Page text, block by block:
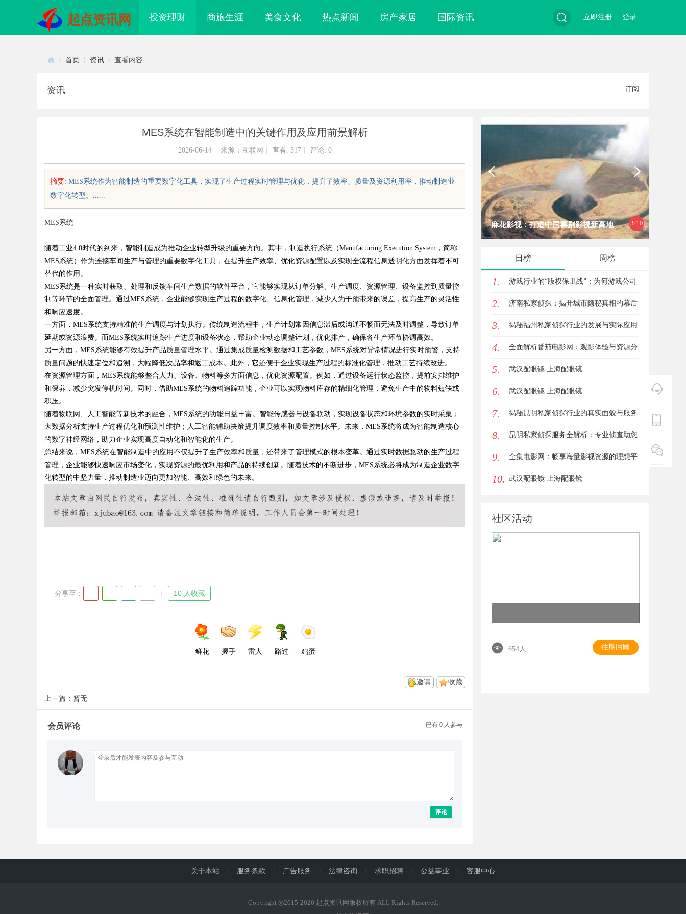
起点资讯网 投资理财 商旅生涯 美食文化 热点新闻 房产家居 国际资讯 登录
立即注册
uz
!
Bo
首页 资讯 查看内容
资讯 订阅
MES系统在智能制造中的关键作用及应用前景解析
2026-06-14 来源：互联网 查看: 317 评论: 0
摘要: MES系统作为智能制造的重要数字化工具，实现了生产过程实时管理与优化，提升了效率、质量及资源利用率，推动制造业
数字化转型。......
MES系统
随着工业4.0时代的到来，智能制造成为推动企业转型升级的重要方向。其中，制造执行系统（Manufacturing Execution System，简称
MES系统）作为连接车间生产与管理的重要数字化工具，在提升生产效率、优化资源配置以及实现全流程信息透明化方面发挥着不可
替代的作用。
MES系统是一种实时获取、处理和反馈车间生产数据的软件平台，它能够实现从订单分解、生产调度、资源管理、设备监控到质量控
制等环节的全面管理。通过MES系统，企业能够实现生产过程的数字化、信息化管理，减少人为干预带来的误差，提高生产的灵活性
和响应速度。
一方面，MES系统支持精准的生产调度与计划执行。传统制造流程中，生产计划常因信息滞后或沟通不畅而无法及时调整，导致订单
延期或资源浪费。而MES系统实时追踪生产进度和设备状态，帮助企业动态调整计划，优化排产，确保各生产环节协调高效。
另一方面，MES系统能够有效提升产品质量管理水平。通过集成质量检测数据和工艺参数，MES系统对异常情况进行实时预警，支持
质量问题的快速定位和追溯，大幅降低次品率和返工成本。此外，它还便于企业实现生产过程的标准化管理，推动工艺持续改进。
在资源管理方面，MES系统能够整合人力、设备、物料等多方面信息，优化资源配置。例如，通过设备运行状态监控，提前安排维护
和保养，减少突发停机时间。同时，借助MES系统的物料追踪功能，企业可以实现物料库存的精细化管理，避免生产中的物料短缺或
积压。
随着物联网、人工智能等新技术的融合，MES系统的功能日益丰富。智能传感器与设备联动，实现设备状态和环境参数的实时采集；
大数据分析支持生产过程优化和预测性维护；人工智能辅助决策提升调度效率和质量控制水平。未来，MES系统将成为智能制造核心
的数字神经网络，助力企业实现高度自动化和智能化的生产。
总结来说，MES系统在智能制造中的应用不仅提升了生产效率和质量，还带来了管理模式的根本变革。通过实时数据驱动的生产过程
管理，企业能够快速响应市场变化，实现资源的最优利用和产品的持续创新。随着技术的不断进步，MES系统必将成为制造企业数字
化转型的中坚力量，推动制造业迈向更加智能、高效和绿色的未来。
分享至 : 10 人收藏
鲜花 握手 雷人 路过 鸡蛋
收藏
邀请
上一篇：暂无
已有 0 人参与
会员评论
评论
3/10
产入表的“合规密钥”：北京专
如何为数据知识产权登记扫清 代平台 新体验平台
麻花影视：打造中国喜剧影视新高地
日榜 周榜
1. 游戏行业的“版权保卫战”：为何游戏公司
离不开版权律师
2. 济南私家侦探：揭开城市隐秘真相的幕后
英雄
3. 揭秘福州私家侦探行业的发展与实际应用
全解析
4. 全面解析番茄电影网：观影体验与资源分
享的优质平台
5. 武汉配眼镜 上海配眼镜
6. 武汉配眼镜 上海配眼镜
7. 揭秘昆明私家侦探行业的真实面貌与服务
价值
8. 昆明私家侦探服务全解析：专业侦查助您
解决疑难问题
9. 全集电影网：畅享海量影视资源的理想平
台
10. 武汉配眼镜 上海配眼镜
社区活动
654人 往期回顾
关于本站 / 服务条款 / 广告服务 / 法律咨询 / 求职招聘 / 公益事业 / 客服中心
Copyright ◎2015-2020 起点资讯网版权所有 ALL Rights Reserved.